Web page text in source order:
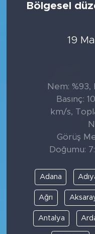
Bölgesel
19
Nem: %93,
Basınç:
km/s,
Görüş
Doğumu:
Adana
Ağrı
Antalya